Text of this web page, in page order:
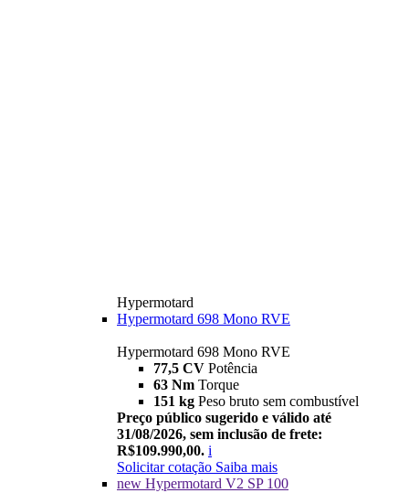
Hypermotard
Hypermotard 698 Mono RVE
Hypermotard 698 Mono RVE
77,5 CV Potência
63 Nm Torque
151 kg Peso bruto sem combustível
Preço público sugerido e válido até
31/08/2026, sem inclusão de frete:
R$109.990,00. i
Solicitar cotação Saiba mais
new Hypermotard V2 SP 100